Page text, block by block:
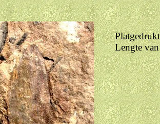
Lengte